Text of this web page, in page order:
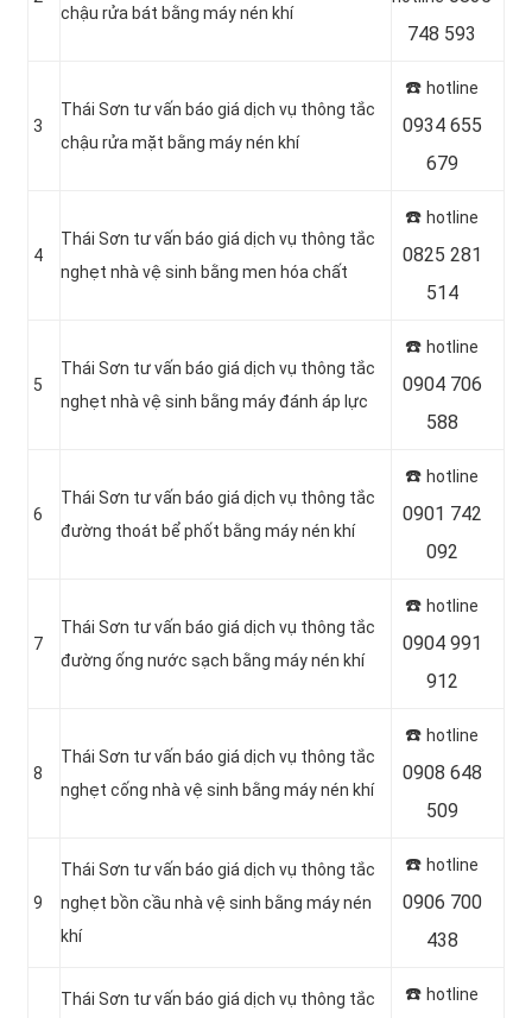
chậu rửa bát bằng máy nén khí
748 593
3
Thái Sơn tư vấn báo giá dịch vụ thông tắc
chậu rửa mặt bằng máy nén khí
☎️ hotline
0934 655
679
4
Thái Sơn tư vấn báo giá dịch vụ thông tắc
nghẹt nhà vệ sinh bằng men hóa chất
☎️ hotline
0825 281
514
5
Thái Sơn tư vấn báo giá dịch vụ thông tắc
nghẹt nhà vệ sinh bằng máy đánh áp lực
☎️ hotline
0904 706
588
6
Thái Sơn tư vấn báo giá dịch vụ thông tắc
đường thoát bể phốt bằng máy nén khí
☎️ hotline
0901 742
092
7
Thái Sơn tư vấn báo giá dịch vụ thông tắc
đường ống nước sạch bằng máy nén khí
☎️ hotline
0904 991
912
8
Thái Sơn tư vấn báo giá dịch vụ thông tắc
nghẹt cống nhà vệ sinh bằng máy nén khí
☎️ hotline
0908 648
509
9
Thái Sơn tư vấn báo giá dịch vụ thông tắc
nghẹt bồn cầu nhà vệ sinh bằng máy nén
khí
☎️ hotline
0906 700
438
Thái Sơn tư vấn báo giá dịch vụ thông tắc
☎️ hotline